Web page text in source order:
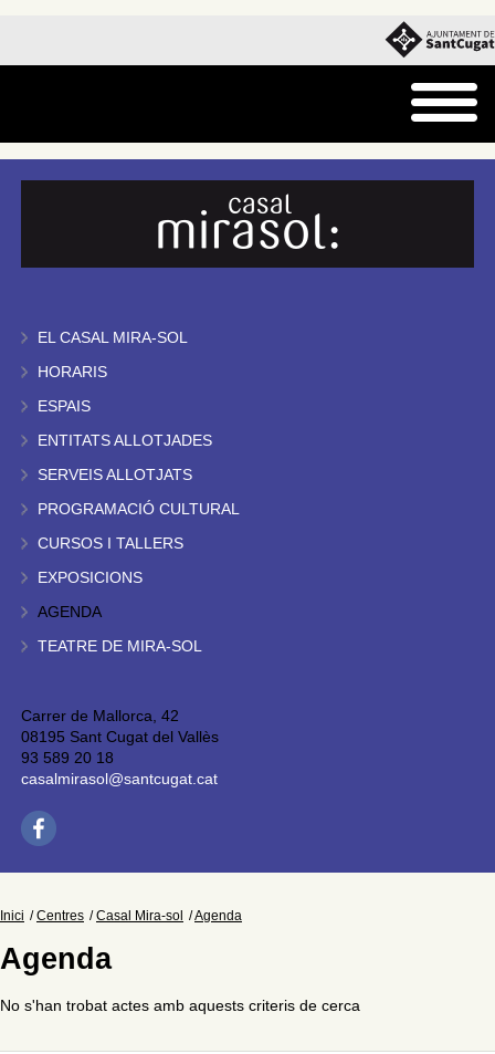
EL CASAL MIRA-SOL
HORARIS
ESPAIS
ENTITATS ALLOTJADES
SERVEIS ALLOTJATS
PROGRAMACIÓ CULTURAL
CURSOS I TALLERS
EXPOSICIONS
AGENDA
TEATRE DE MIRA-SOL
Carrer de Mallorca, 42
08195 Sant Cugat del Vallès
93 589 20 18
casalmirasol@santcugat.cat
Inici Centres Casal Mira-sol Agenda
Agenda
No s'han trobat actes amb aquests criteris de cerca